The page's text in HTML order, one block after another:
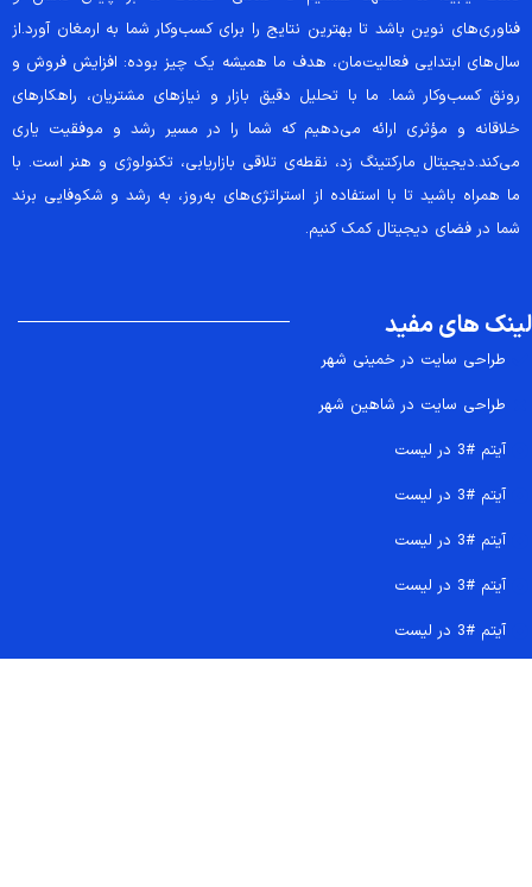
فناوری‌های نوین باشد تا بهترین نتایج را برای کسب‌وکار شما به ارمغان آورد.از
سال‌های ابتدایی فعالیت‌مان، هدف ما همیشه یک چیز بوده: افزایش فروش و
رونق کسب‌وکار شما. ما با تحلیل دقیق بازار و نیازهای مشتریان، راهکارهای
خلاقانه و مؤثری ارائه می‌دهیم که شما را در مسیر رشد و موفقیت یاری
می‌کند.دیجیتال مارکتینگ زد، نقطه‌ی تلاقی بازاریابی، تکنولوژی و هنر است. با
ما همراه باشید تا با استفاده از استراتژی‌های به‌روز، به رشد و شکوفایی برند
شما در فضای دیجیتال کمک کنیم.
لینک های مفید
طراحی سایت در خمینی شهر
طراحی سایت در شاهین شهر
آیتم #3 در لیست
آیتم #3 در لیست
آیتم #3 در لیست
آیتم #3 در لیست
آیتم #3 در لیست